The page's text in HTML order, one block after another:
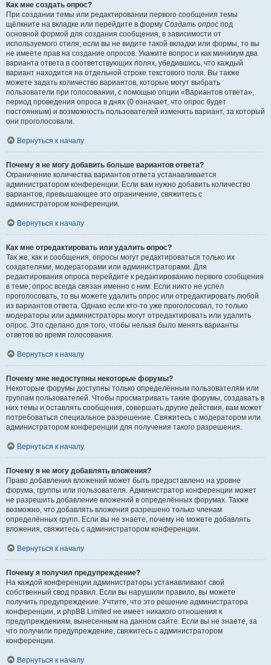
Как мне создать опрос?
При создании темы или редактировании первого сообщения темы
щёлкните на вкладке или перейдите в форму Создать опрос под
основной формой для создания сообщения, в зависимости от
используемого стиля; если вы не видите такой вкладки или формы, то вы
не имеете прав на создание опросов. Укажите вопрос и как минимум два
варианта ответа в соответствующих полях, убедившись, что каждый
вариант находится на отдельной строке текстового поля. Вы также
можете задать количество вариантов, которые могут выбрать
пользователи при голосовании, с помощью опции «Вариантов ответа»,
период проведения опроса в днях (0 означает, что опрос будет
постоянным) и возможность пользователей изменять вариант, за который
они проголосовали.
Вернуться к началу
Почему я не могу добавить больше вариантов ответа?
Ограничение количества вариантов ответа устанавливается
администратором конференции. Если вам нужно добавить количество
вариантов, превышающее это ограничение, свяжитесь с
администратором конференции.
Вернуться к началу
Как мне отредактировать или удалить опрос?
Так же, как и сообщения, опросы могут редактироваться только их
создателями, модераторами или администраторами. Для
редактирования опроса перейдите к редактированию первого сообщения
в теме; опрос всегда связан именно с ним. Если никто не успел
проголосовать, то вы можете удалить опрос или отредактировать любой
из вариантов ответа. Однако если кто-то уже проголосовал, то только
модераторы или администраторы могут отредактировать или удалить
опрос. Это сделано для того, чтобы нельзя было менять варианты
ответов во время голосования.
Вернуться к началу
Почему мне недоступны некоторые форумы?
Некоторые форумы доступны только определённым пользователям или
группам пользователей. Чтобы просматривать такие форумы, создавать в
них темы и оставлять сообщения, совершать другие действия, вам может
потребоваться специальное разрешение. Свяжитесь с модератором или
администратором конференции для получения такого разрешения.
Вернуться к началу
Почему я не могу добавлять вложения?
Право добавления вложений может быть предоставлено на уровне
форума, группы или пользователя. Администратор конференции может
не разрешить добавление вложений в определённых форумах. Также
возможно, что добавлять вложения разрешено только членам
определённых групп. Если вы не знаете, почему не можете добавлять
вложения, свяжитесь с администратором конференции.
Вернуться к началу
Почему я получил предупреждение?
На каждой конференции администраторы устанавливают свой
собственный свод правил. Если вы нарушили правило, вы можете
получить предупреждение. Учтите, что это решение администратора
конференции, и phpBB Limited не имеет никакого отношения к
предупреждениям, вынесенным на данном сайте. Если вы не знаете, за
что получили предупреждение, свяжитесь с администратором
конференции.
Вернуться к началу